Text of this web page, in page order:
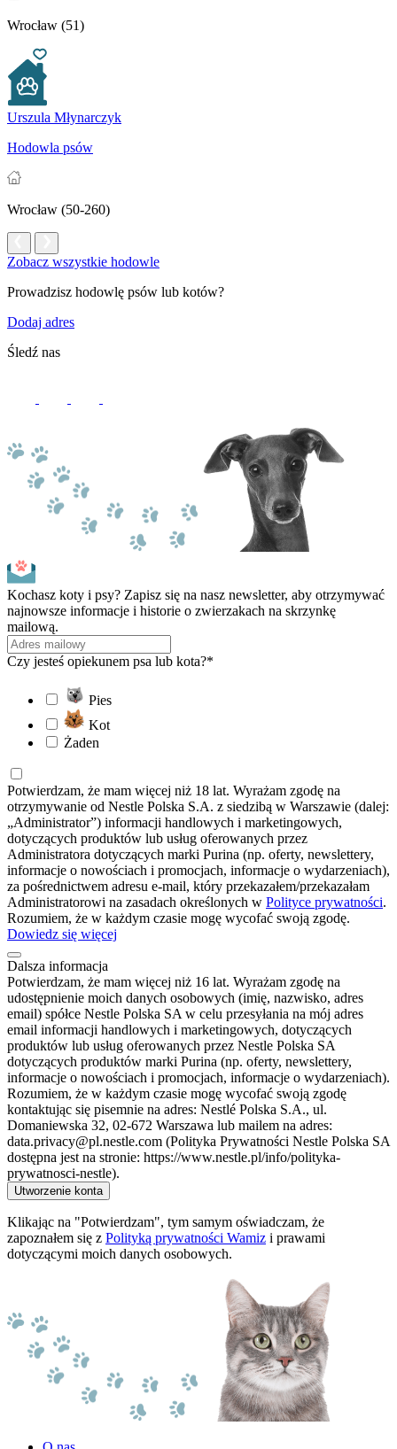
Wrocław (51)
Urszula Młynarczyk
Hodowla psów
Wrocław (50-260)
Zobacz wszystkie hodowle
Prowadzisz hodowlę psów lub kotów?
Dodaj adres
Śledź nas
Kochasz koty i psy? Zapisz się na nasz newsletter, aby otrzymywać
najnowsze informacje i historie o zwierzakach na skrzynkę
mailową.
Czy jesteś opiekunem psa lub kota?*
Pies
Kot
Żaden
Potwierdzam, że mam więcej niż 18 lat. Wyrażam zgodę na
otrzymywanie od Nestle Polska S.A. z siedzibą w Warszawie (dalej:
„Administrator”) informacji handlowych i marketingowych,
dotyczących produktów lub usług oferowanych przez
Administratora dotyczących marki Purina (np. oferty, newslettery,
informacje o nowościach i promocjach, informacje o wydarzeniach),
za pośrednictwem adresu e-mail, który przekazałem/przekazałam
Administratorowi na zasadach określonych w Polityce prywatności.
Rozumiem, że w każdym czasie mogę wycofać swoją zgodę.
Dowiedz się więcej
Dalsza informacja
Potwierdzam, że mam więcej niż 16 lat. Wyrażam zgodę na
udostępnienie moich danych osobowych (imię, nazwisko, adres
email) spółce Nestle Polska SA w celu przesyłania na mój adres
email informacji handlowych i marketingowych, dotyczących
produktów lub usług oferowanych przez Nestle Polska SA
dotyczących produktów marki Purina (np. oferty, newslettery,
informacje o nowościach i promocjach, informacje o wydarzeniach).
Rozumiem, że w każdym czasie mogę wycofać swoją zgodę
kontaktując się pisemnie na adres: Nestlé Polska S.A., ul.
Domaniewska 32, 02-672 Warszawa lub mailem na adres:
data.privacy@pl.nestle.com (Polityka Prywatności Nestle Polska SA
dostępna jest na stronie: https://www.nestle.pl/info/polityka-
prywatnosci-nestle).
Utworzenie konta
Klikając na "Potwierdzam", tym samym oświadczam, że
zapoznałem się z Polityką prywatności Wamiz i prawami
dotyczącymi moich danych osobowych.